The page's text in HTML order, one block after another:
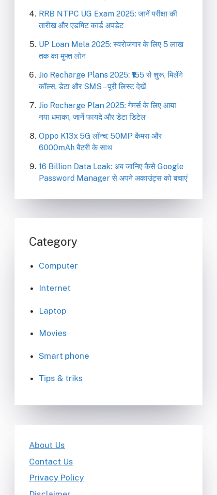
RRB NTPC UG Exam 2025: जानें परीक्षा की
तारीख और एडमिट कार्ड अपडेट
UP Loan Mela 2025: स्वरोजगार के लिए 5 लाख
तक का मुफ्त लोन
Jio Recharge Plans 2025: ₹155 से शुरू, मिलेंगे
कॉल्स, डेटा और SMS – पूरी लिस्ट देखें
Jio Recharge Plan 2025: गेमर्स के लिए आया
नया धमाका, जानें फायदे और डेटा डिटेल
Oppo K13x 5G लॉन्च: 50MP कैमरा और
6000mAh बैटरी के साथ
16 Billion Data Leak: अब जानिए कैसे Google
Password Manager से अपने अकाउंट्स को बचाएं
Category
Computer
Internet
Laptop
Movies
Smart phone
Tips & triks
About Us
Contact Us
Privacy Policy